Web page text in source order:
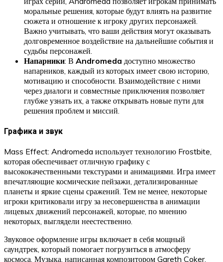
моральные решения, которые будут влиять на развитие
сюжета и отношение к игроку других персонажей.
Важно учитывать, что ваши действия могут оказывать
долговременное воздействие на дальнейшие события и
судьбы персонажей.
Напарники: В Andromeda доступно множество
напарников, каждый из которых имеет свою историю,
мотивацию и способности. Взаимодействие с ними
через диалоги и совместные приключения позволяет
глубже узнать их, а также открывать новые пути для
решения проблем и миссий.
Графика и звук
Mass Effect: Andromeda использует технологию Frostbite,
которая обеспечивает отличную графику с
высококачественными текстурами и анимациями. Игра имеет
впечатляющие космические пейзажи, детализированные
планеты и яркие сцены сражений. Тем не менее, некоторые
игроки критиковали игру за несовершенства в анимации
лицевых движений персонажей, которые, по мнению
некоторых, выглядели неестественно.
Звуковое оформление игры включает в себя мощный
саундтрек, который помогает погрузиться в атмосферу
космоса. Музыка, написанная композитором Gareth Coker,